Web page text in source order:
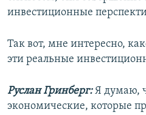
инвестиционные
Так вот, мне интересно,
эти реальные
Руслан Гринберг:Я думаю,
экономические, которые